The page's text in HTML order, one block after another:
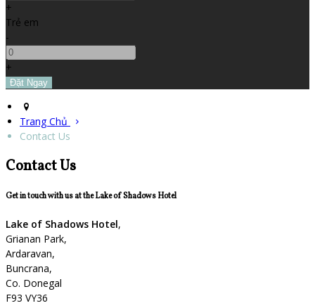
+
Trẻ em
-
+
Trang Chủ
Contact Us
Contact Us
Get in touch with us at the Lake of Shadows Hotel
Lake of Shadows Hotel,
Grianan Park,
Ardaravan,
Buncrana,
Co. Donegal
F93 VY36